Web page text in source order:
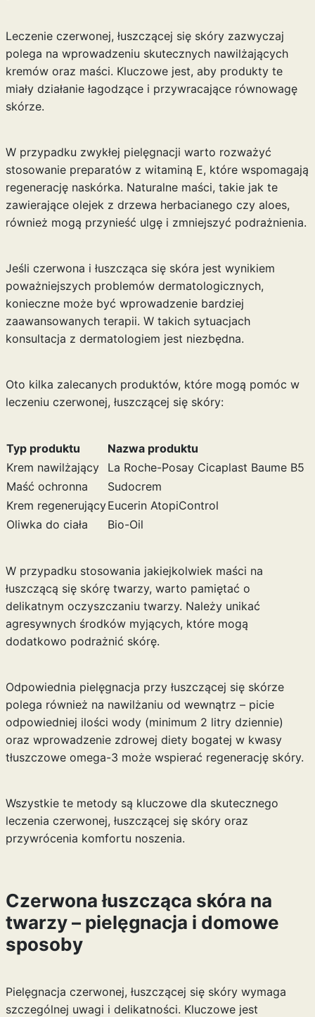
Leczenie czerwonej, łuszczącej się skóry zazwyczaj
polega na wprowadzeniu skutecznych nawilżających
kremów oraz maści. Kluczowe jest, aby produkty te
miały działanie łagodzące i przywracające równowagę
skórze.
W przypadku zwykłej pielęgnacji warto rozważyć
stosowanie preparatów z witaminą E, które wspomagają
regenerację naskórka. Naturalne maści, takie jak te
zawierające olejek z drzewa herbacianego czy aloes,
również mogą przynieść ulgę i zmniejszyć podrażnienia.
Jeśli czerwona i łuszcząca się skóra jest wynikiem
poważniejszych problemów dermatologicznych,
konieczne może być wprowadzenie bardziej
zaawansowanych terapii. W takich sytuacjach
konsultacja z dermatologiem jest niezbędna.
Oto kilka zalecanych produktów, które mogą pomóc w
leczeniu czerwonej, łuszczącej się skóry:
Typ produktu
Nazwa produktu
Krem nawilżający
La Roche-Posay Cicaplast Baume B5
Maść ochronna
Sudocrem
Krem regenerującyEucerin AtopiControl
Oliwka do ciała
Bio-Oil
W przypadku stosowania jakiejkolwiek maści na
łuszczącą się skórę twarzy, warto pamiętać o
delikatnym oczyszczaniu twarzy. Należy unikać
agresywnych środków myjących, które mogą
dodatkowo podrażnić skórę.
Odpowiednia pielęgnacja przy łuszczącej się skórze
polega również na nawilżaniu od wewnątrz – picie
odpowiedniej ilości wody (minimum 2 litry dziennie)
oraz wprowadzenie zdrowej diety bogatej w kwasy
tłuszczowe omega-3 może wspierać regenerację skóry.
Wszystkie te metody są kluczowe dla skutecznego
leczenia czerwonej, łuszczącej się skóry oraz
przywrócenia komfortu noszenia.
Czerwona łuszcząca skóra na
twarzy – pielęgnacja i domowe
sposoby
Pielęgnacja czerwonej, łuszczącej się skóry wymaga
szczególnej uwagi i delikatności. Kluczowe jest